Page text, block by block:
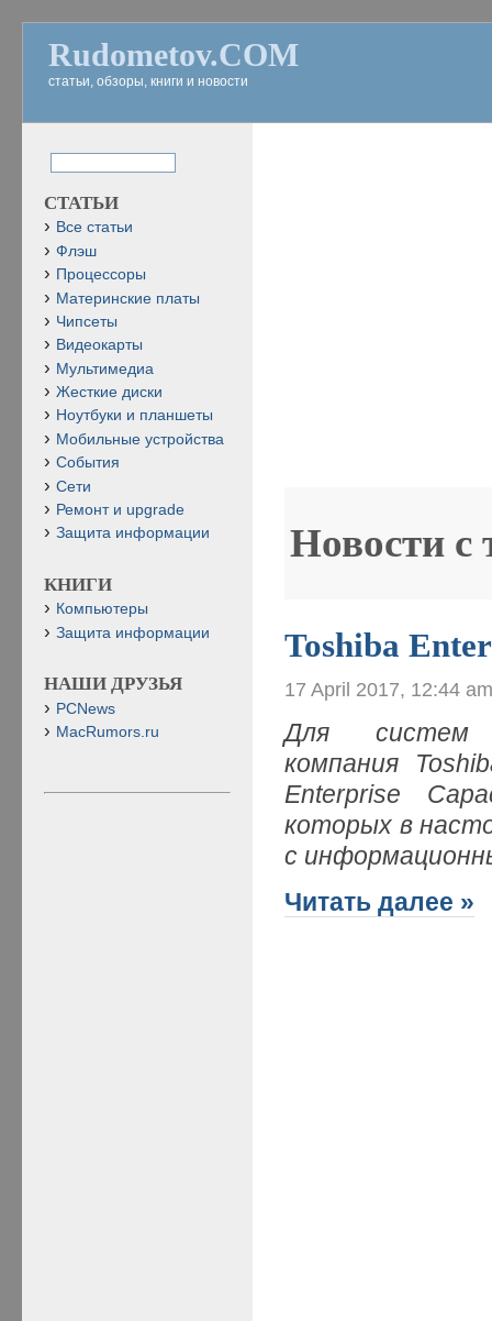
Rudometov.COM
статьи, обзоры, книги и новости
Новости с
Toshiba
17 April 2017, 12:44
Для систем
компания
Enterprise
которых в
с
Читать далее »
СТАТЬИ
Все статьи
Флэш
Процессоры
Материнские платы
Чипсеты
Видеокарты
Мультимедиа
Жесткие диски
Ноутбуки и планшеты
Мобильные устройства
События
Сети
Ремонт и upgrade
Защита информации
КНИГИ
Компьютеры
Защита информации
НАШИ ДРУЗЬЯ
PCNews
MacRumors.ru